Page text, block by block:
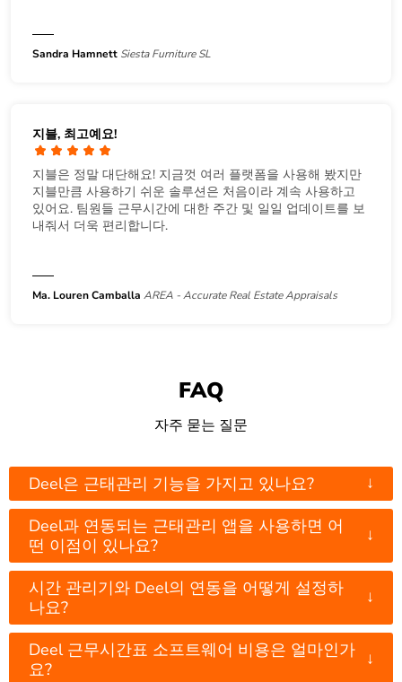
Sandra Hamnett Siesta Furniture SL
지블, 최고예요!
지블은 정말 대단해요! 지금껏 여러 플랫폼을 사용해 봤지만
지블만큼 사용하기 쉬운 솔루션은 처음이라 계속 사용하고
있어요. 팀원들 근무시간에 대한 주간 및 일일 업데이트를 보
내줘서 더욱 편리합니다.
Ma. Louren Camballa AREA - Accurate Real Estate Appraisals
FAQ
자주 묻는 질문
Deel은 근태관리 기능을 가지고 있나요? ↓
Deel과 연동되는 근태관리 앱을 사용하면 어
떤 이점이 있나요?
↓
시간 관리기와 Deel의 연동을 어떻게 설정하
나요?
↓
Deel 근무시간표 소프트웨어 비용은 얼마인가
요?
↓